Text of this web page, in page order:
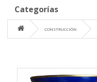
Categorías
CONSTRUCCIÓN